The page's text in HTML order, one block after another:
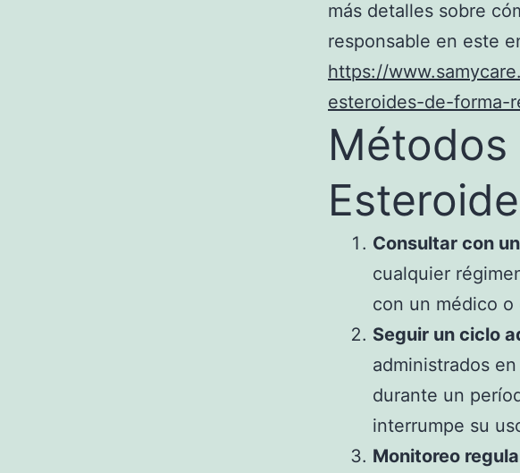
más detalles sobre
responsable en este
https://
esteroides-de-forma-
Métodos
Consultar con
cualquier
con un médico
Seguir un ciclo
administrados
durante un
interrumpe su
Monitoreo